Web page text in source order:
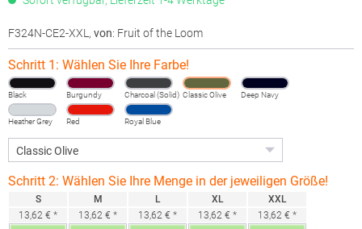
F324N-CE2-XXL , von: Fruit of the Loom
Schritt 1: Wählen Sie Ihre Farbe!
Black Burgundy Charcoal (Solid) Classic Olive Deep Navy
Heather Grey Red Royal Blue
Schritt 2: Wählen Sie Ihre Menge in der jeweiligen Größe!
S
13,62 € *
M
13,62 € *
L
13,62 € *
XL
13,62 € *
XXL
13,62 € *